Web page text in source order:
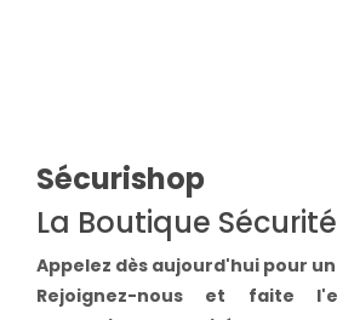
Sécurishop
La Boutique
Appelez dès aujourd'hui pour
Rejoignez-nous et faite